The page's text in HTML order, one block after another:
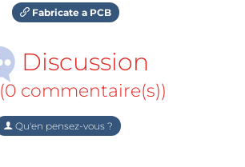
Fabricate a PCB
Discussion
(0 commentaire(s))
Qu'en pensez-vous ?